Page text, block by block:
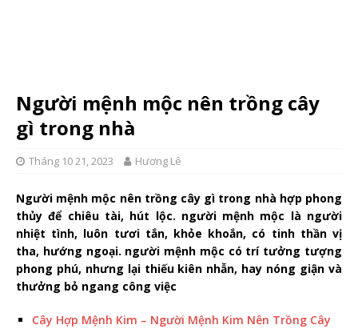
Người mệnh mộc nên trồng cây
gì trong nhà
Tháng 10 21, 2023 Hương Lê
Người mệnh mộc nên trồng cây gì trong nhà hợp phong
thủy để chiêu tài, hút lộc. người mệnh mộc là người
nhiệt tình, luôn tươi tắn, khỏe khoắn, có tinh thần vị
tha, hướng ngoại. người mệnh mộc có trí tưởng tượng
phong phú, nhưng lại thiếu kiên nhẫn, hay nóng giận và
thưởng bỏ ngang công việc
Cây Hợp Mệnh Kim – Người Mệnh Kim Nên Trồng Cây